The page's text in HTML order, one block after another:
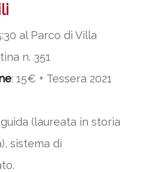
al Parco di Villa
n. 351
: 15€ + Tessera 2021
(laureata in storia
sistema di